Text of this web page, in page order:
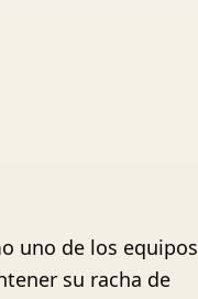
uno de los equipos
su racha de